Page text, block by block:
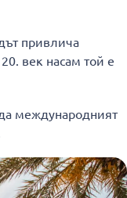
привлича
век насам той е
международният